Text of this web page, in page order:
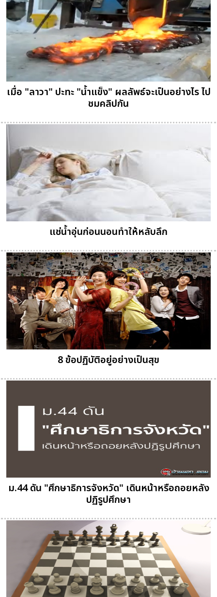
เมื่อ "ลาวา" ปะทะ "น้ำแข็ง" ผลลัพธ์จะเป็นอย่างไร ไป
ชมคลิปกัน
แช่น้ำอุ่นก่อนนอนทำให้หลับลึก
8 ข้อปฏิบัติอยู่อย่างเป็นสุข
ม.44 ดัน "ศึกษาธิการจังหวัด" เดินหน้าหรือถอยหลัง
ปฏิรูปศึกษา